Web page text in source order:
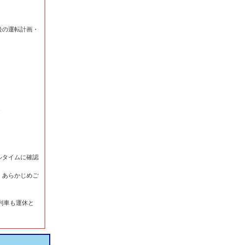
運転計画・
タイムに確認
あらかじめご
車も運休と